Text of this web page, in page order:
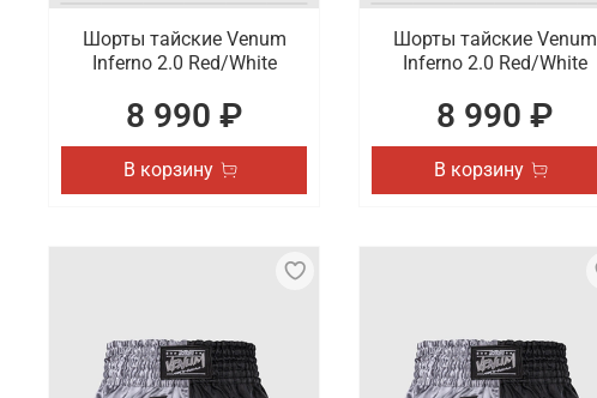
Шорты тайские Venum
Inferno 2.0 Red/White
8 990 ₽
В корзину
Шорты тайские Venum
Inferno 2.0 Red/White
8 990 ₽
В корзину